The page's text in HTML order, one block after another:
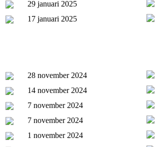
29 januari 2025
17 januari 2025
28 november 2024
14 november 2024
7 november 2024
7 november 2024
1 november 2024